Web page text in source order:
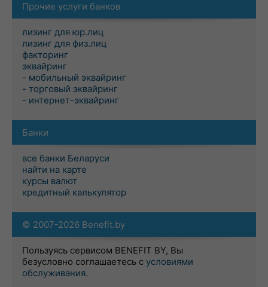
Прочие услуги банков
лизинг для юр.лиц
лизинг для физ.лиц
факторинг
эквайринг
- мобильный эквайринг
- торговый эквайринг
- интернет-эквайринг
Банки
все банки Беларуси
найти на карте
курсы валют
кредитный калькулятор
© 2007-2026 Benefit.by
Пользуясь сервисом BENEFIT BY, Вы
безусловно соглашаетесь с условиями
обслуживания.